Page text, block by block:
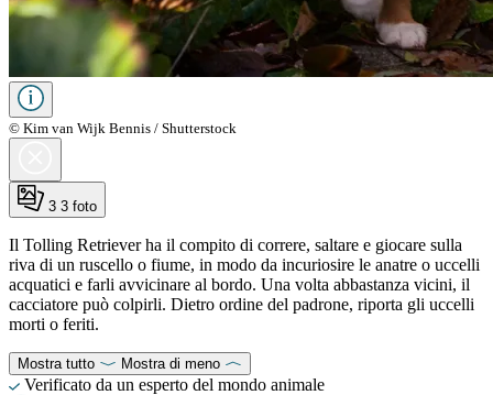
© Kim van Wijk Bennis / Shutterstock
3 3 foto
Il Tolling Retriever ha il compito di correre, saltare e giocare sulla
riva di un ruscello o fiume, in modo da incuriosire le anatre o uccelli
acquatici e farli avvicinare al bordo. Una volta abbastanza vicini, il
cacciatore può colpirli. Dietro ordine del padrone, riporta gli uccelli
morti o feriti.
Mostra tutto Mostra di meno
Verificato da un esperto del mondo animale